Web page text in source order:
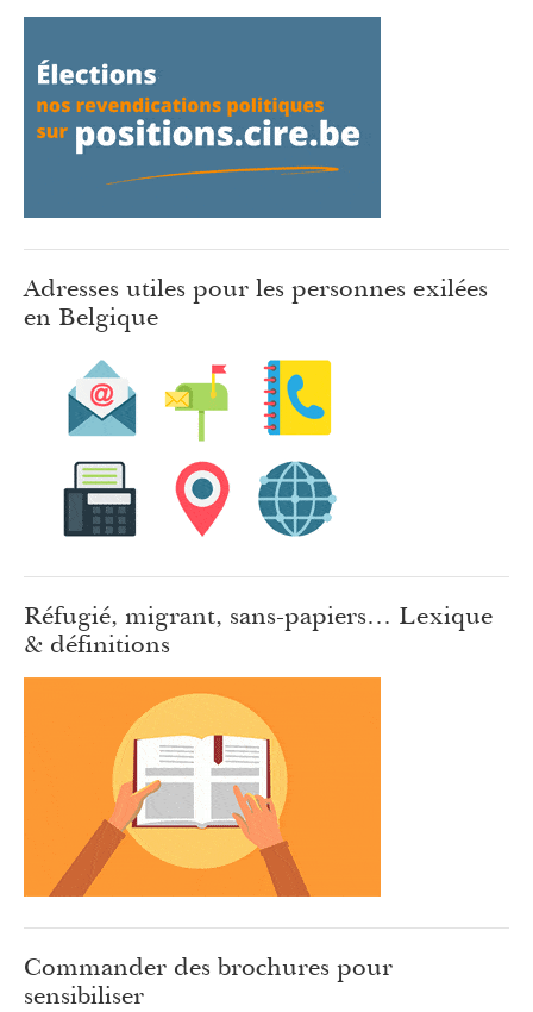
Adresses utiles pour les personnes exilées
en Belgique
Réfugié, migrant, sans-papiers… Lexique
& définitions
Commander des brochures pour
sensibiliser